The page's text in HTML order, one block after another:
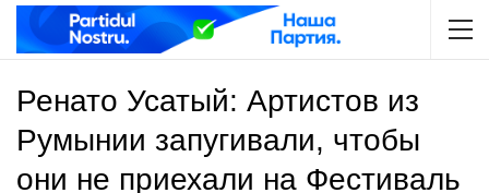
Ренато Усатый: Артистов из
Румынии запугивали, чтобы
они не приехали на Фестиваль